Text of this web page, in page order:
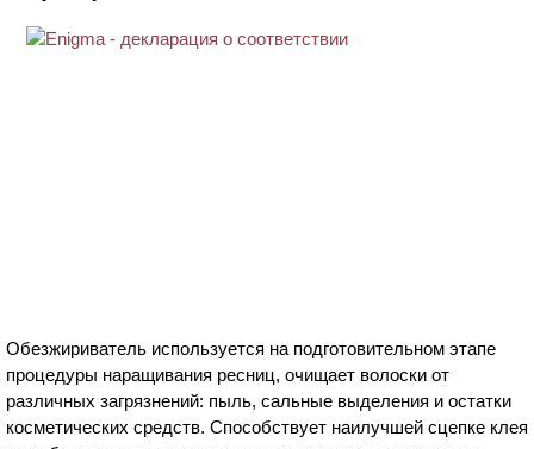
Обезжириватель используется на подготовительном этапе
процедуры наращивания ресниц, очищает волоски от
различных загрязнений: пыль, сальные выделения и остатки
косметических средств. Способствует наилучшей сцепке клея